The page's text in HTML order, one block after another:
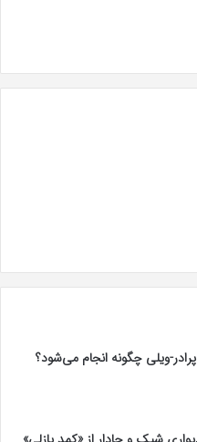
ویلی چگونه انجام می‌شود؟